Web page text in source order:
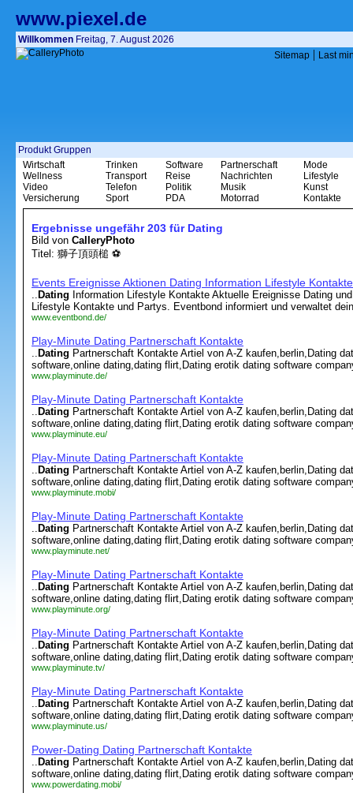
www.piexel.de
Willkommen Freitag, 7. August 2026
Sitemap | Last
Produkt Gruppen
Wirtschaft
Wellness
Video
Versicherung
Trinken
Transport
Telefon
Sport
Software
Reise
Politik
PDA
Partnerschaft
Nachrichten
Musik
Motorrad
Mode
Lifestyle
Kunst
Kontakte
Ergebnisse ungefähr 203 für Dating
Bild von CalleryPhoto
Titel: 獅子頂頭槌 ⚽️
Events Ereignisse Aktionen Dating Information Lifestyle Kontakte
.. Dating Information Lifestyle Kontakte Aktuelle Ereignisse Dating
Lifestyle Kontakte und Partys. Eventbond informiert und verwaltet
www.eventbond.de/
Play-Minute Dating Partnerschaft Kontakte
.. Dating Partnerschaft Kontakte Artiel von A-Z kaufen,berlin,Dating
software,online dating,dating flirt,Dating erotik dating software
www.playminute.de/
Play-Minute Dating Partnerschaft Kontakte
.. Dating Partnerschaft Kontakte Artiel von A-Z kaufen,berlin,Dating
software,online dating,dating flirt,Dating erotik dating software
www.playminute.eu/
Play-Minute Dating Partnerschaft Kontakte
.. Dating Partnerschaft Kontakte Artiel von A-Z kaufen,berlin,Dating
software,online dating,dating flirt,Dating erotik dating software
www.playminute.mobi/
Play-Minute Dating Partnerschaft Kontakte
.. Dating Partnerschaft Kontakte Artiel von A-Z kaufen,berlin,Dating
software,online dating,dating flirt,Dating erotik dating software
www.playminute.net/
Play-Minute Dating Partnerschaft Kontakte
.. Dating Partnerschaft Kontakte Artiel von A-Z kaufen,berlin,Dating
software,online dating,dating flirt,Dating erotik dating software
www.playminute.org/
Play-Minute Dating Partnerschaft Kontakte
.. Dating Partnerschaft Kontakte Artiel von A-Z kaufen,berlin,Dating
software,online dating,dating flirt,Dating erotik dating software
www.playminute.tv/
Play-Minute Dating Partnerschaft Kontakte
.. Dating Partnerschaft Kontakte Artiel von A-Z kaufen,berlin,Dating
software,online dating,dating flirt,Dating erotik dating software
www.playminute.us/
Power-Dating Dating Partnerschaft Kontakte
.. Dating Partnerschaft Kontakte Artiel von A-Z kaufen,berlin,Dating
software,online dating,dating flirt,Dating erotik dating software
www.powerdating.mobi/